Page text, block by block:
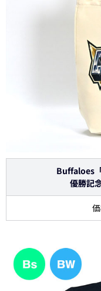
Buffaloes
優勝記